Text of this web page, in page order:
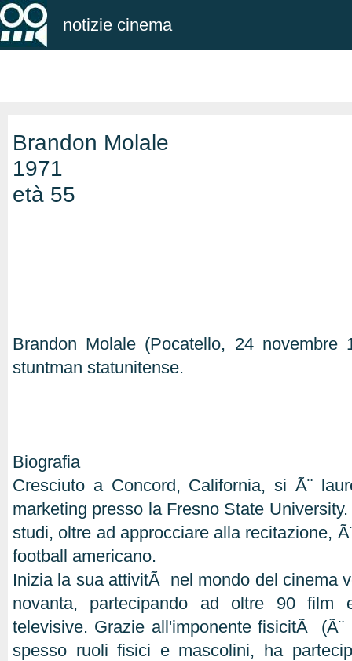
notizie cinema
Brandon Molale
1971
età 55
Brandon Molale (Pocatello, 24 novembre
stuntman statunitense.
Biografia
Cresciuto a Concord, California, si Ã¨
marketing presso la Fresno State
studi, oltre ad approcciare alla recitazione,
football americano.
Inizia la sua attivitÃ nel mondo del cinema
novanta, partecipando ad oltre 90 film
televisive. Grazie all'imponente fisicitÃ
spesso ruoli fisici e mascolini, ha